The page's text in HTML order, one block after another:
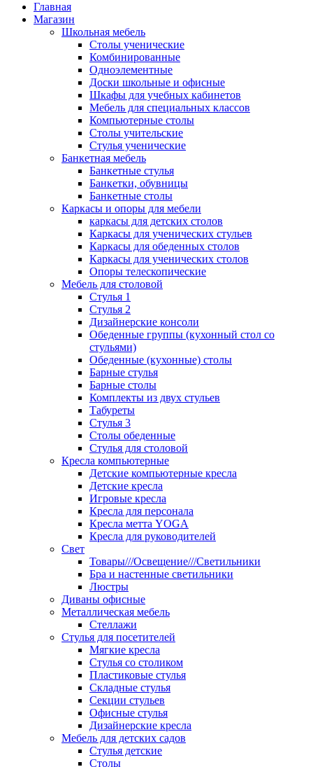
Главная
Магазин
Школьная мебель
Столы ученические
Комбинированные
Одноэлементные
Доски школьные и офисные
Шкафы для учебных кабинетов
Мебель для специальных классов
Компьютерные столы
Столы учительские
Стулья ученические
Банкетная мебель
Банкетные стулья
Банкетки, обувницы
Банкетные столы
Каркасы и опоры для мебели
каркасы для детских столов
Каркасы для ученических стульев
Каркасы для обеденных столов
Каркасы для ученических столов
Опоры телескопические
Мебель для столовой
Стулья 1
Стулья 2
Дизайнерские консоли
Обеденные группы (кухонный стол со
стульями)
Обеденные (кухонные) столы
Барные стулья
Барные столы
Комплекты из двух стульев
Табуреты
Стулья 3
Столы обеденные
Стулья для столовой
Кресла компьютерные
Детские компьютерные кресла
Детские кресла
Игровые кресла
Кресла для персонала
Кресла метта YOGA
Кресла для руководителей
Свет
Товары///Освещение///Светильники
Бра и настенные светильники
Люстры
Диваны офисные
Металлическая мебель
Стеллажи
Стулья для посетителей
Мягкие кресла
Стулья со столиком
Пластиковые стулья
Складные стулья
Секции стульев
Офисные стулья
Дизайнерские кресла
Мебель для детских садов
Стулья детские
Столы